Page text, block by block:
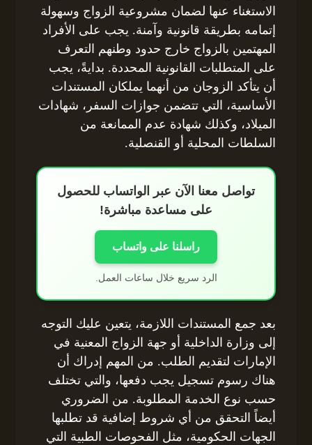
الاستغناء عنها لضمان مشروعية الزواج وسهولة
إتمامه بطريقة قانونية وآمنة. يجب على الأفراد
المهتمين بالزواج خارج حدود وطنهم التعرف
على المتطلبات القانونية المحددة. بدايةً، يجب
أن يتأكد الزوجان من أنهما يملكان المستندات
الأساسية، التي تتضمن جوازات السفر، شهادات
الميلاد، وكذلك شهادة عدم الممانعة من
السلطات المحلية أو القنصلية.
تواصل معنا الآن عبر الواتساب للحصول
على مساعدة مباشرة!
راسلنا على واتساب
الرد سريع خلال ساعات العمل.
بعد جمع المستندات اللازمة، يتعين عليك التوجه
إلى وزارة الداخلية أو جهة الزواج المعنية في
الإمارات لتقديم الطلب. من المهم إدراك أن
هناك رسوم تسجيل يجب دفعها، والتي تختلف
حسب نوع الخدمة المطلوبة. من الضروري
أيضاً التحقق من أي شروط إضافية قد تطلبها
الجهات الحكومية، مثل الفحوصات الطبية التي